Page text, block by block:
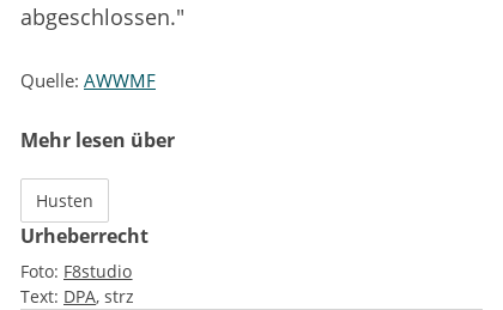
abgeschlossen."
Quelle: AWWMF
Mehr lesen über
Husten
Urheberrecht
Foto: F8studio
Text: DPA strz